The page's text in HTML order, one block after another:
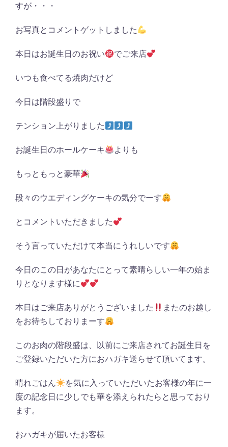
すが・・・
お写真とコメントゲットしました
本日はお誕生日のお祝い でご来店
いつも食べてる焼肉だけど
今日は階段盛りで
テンション上がりました
お誕生日のホールケーキ よりも
もっともっと豪華
段々のウエディングケーキの気分でーす
とコメントいただきました
そう言っていただけて本当にうれしいです
今日のこの日があなたにとって素晴らしい一年の始ま
りとなります様に
本日はご来店ありがとうございました
またのお越し
をお待ちしておりまーす
このお肉の階段盛は、以前にご来店されてお誕生日を
ご登録いただいた方におハガキ送らせて頂いてます。
晴れごはん
を気に入っていただいたお客様の年に一
度の記念日に少しでも華を添えられたらと思っており
ます。
おハガキが届いたお客様